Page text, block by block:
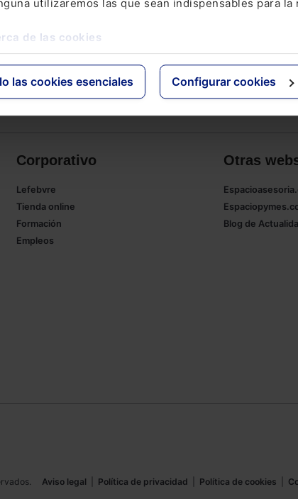
utilizaremos las que sean indispensables para la
de las cookies
las cookies esenciales Configurar cookies
Corporativo
Lefebvre
Tienda online
Formación
Empleos
Otras
Blog de
Aviso legal Política de privacidad Política de cookies